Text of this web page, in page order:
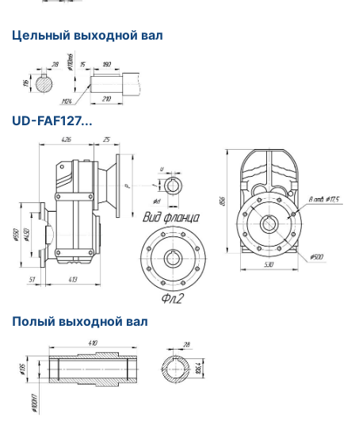
Цельный выходной вал
UD-FAF127...
Полый выходной вал